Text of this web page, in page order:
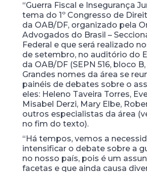
“Guerra Fiscal e Insegurança
tema do 1º Congresso de
da OAB/DF, organizado pela
Advogados do Brasil –
Federal e que será realizado
de setembro, no auditório do
da OAB/DF (SEPN 516, bloco
Grandes nomes da área se
painéis de debates sobre o
eles: Heleno Taveira Torres,
Misabel Derzi, Mary Elbe,
outros especialistas da área
no fim do texto).
“Há tempos, vemos a
intensificar o debate sobre a
no nosso país, pois é um
facetas e que ainda causa